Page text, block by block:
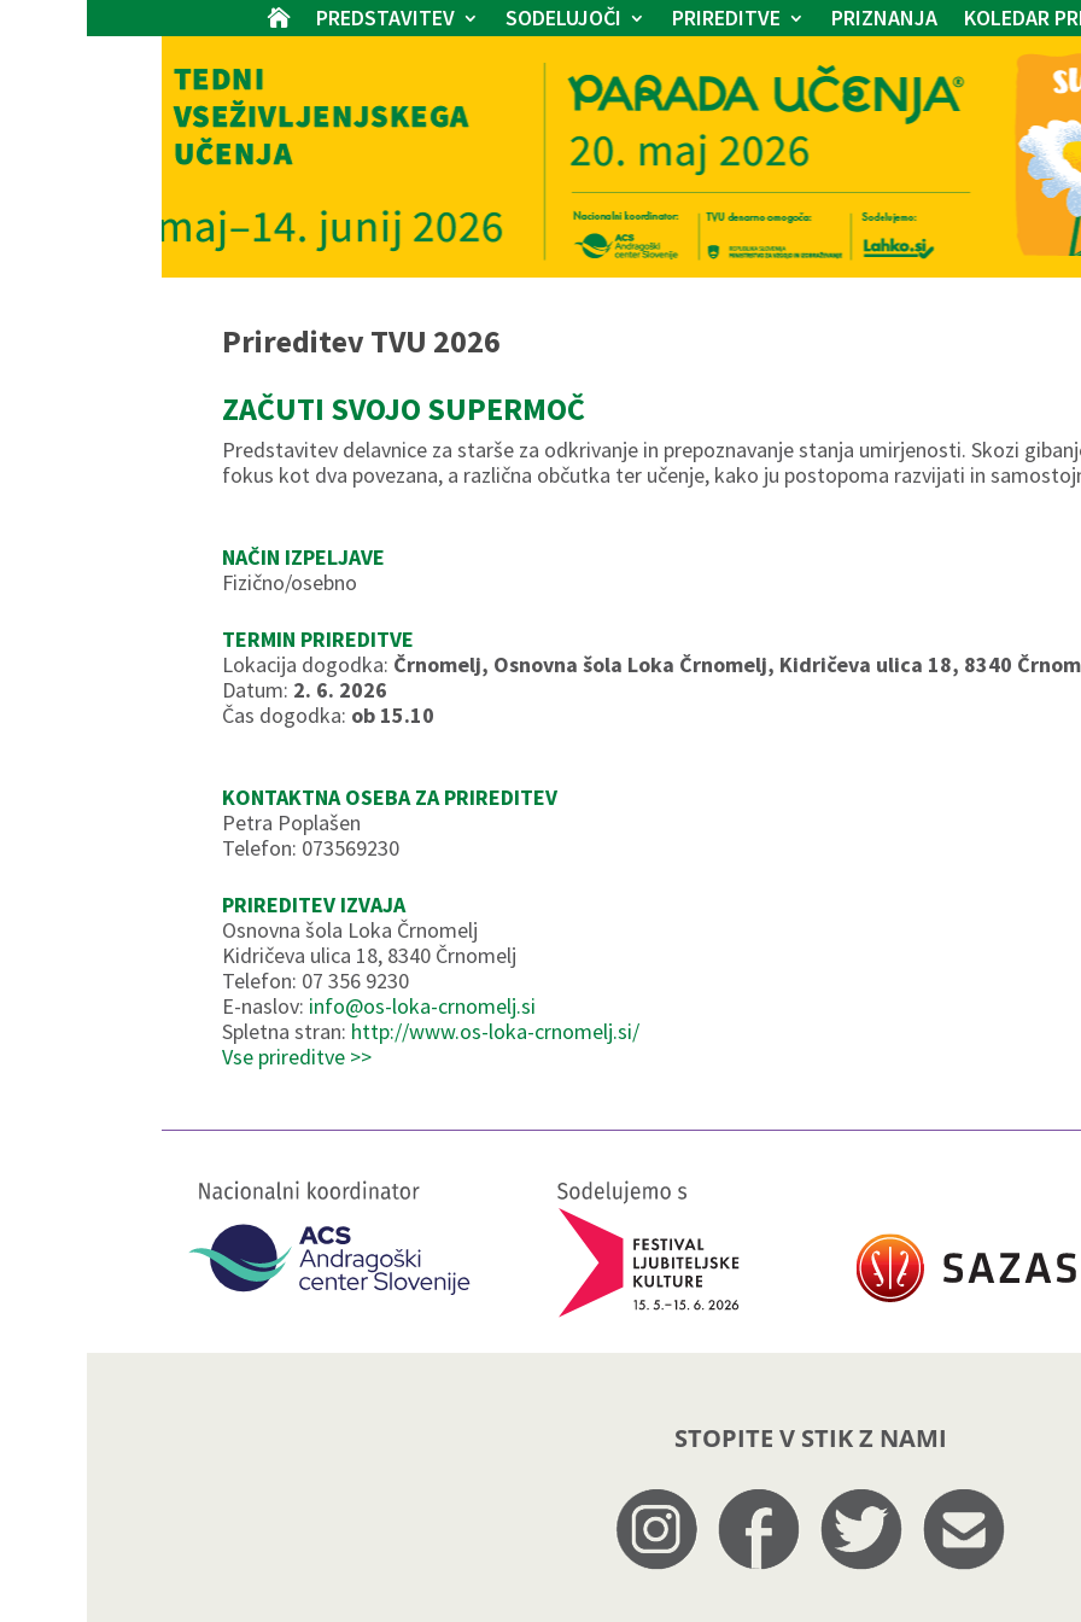
 PREDSTAVITEV SODELUJOČI PRIREDITVE PRIZNANJA KOLEDAR
Prireditev TVU 2026
ZAČUTI SVOJO SUPERMOČ
Predstavitev delavnice za starše za odkrivanje in prepoznavanje stanja umirjenosti. Skozi
fokus kot dva povezana, a različna občutka ter učenje, kako ju postopoma razvijati in
NAČIN IZPELJAVE
Fizično/osebno
TERMIN PRIREDITVE
Lokacija dogodka: Črnomelj, Osnovna šola Loka Črnomelj, Kidričeva ulica 18, 8340
Datum: 2. 6. 2026
Čas dogodka: ob 15.10
KONTAKTNA OSEBA ZA PRIREDITEV
Petra Poplašen
Telefon: 073569230
PRIREDITEV IZVAJA
Osnovna šola Loka Črnomelj
Kidričeva ulica 18, 8340 Črnomelj
Telefon: 07 356 9230
E-naslov: info@os-loka-crnomelj.si
Spletna stran: http://www.os-loka-crnomelj.si/
Vse prireditve >>
STOPITE V STIK Z NAMI